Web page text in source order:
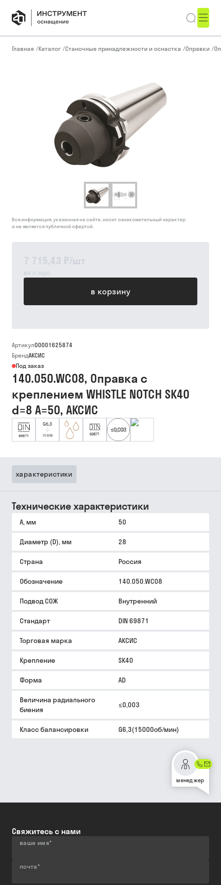
Главная /Каталог /Станочные принадлежности и оснастка /Оправки /
7 715,43 ₽/шт
вкл ндс
в корзину
Вся информация, указанная на сайте, носит ознакомительный характер
и не является публичной офертой.
Артикул00001625874
БрендАКСИС
Под заказ
140.050.WC08, Оправка с
креплением WHISTLE NOTCH SK40
d=8 A=50, АКСИС
характеристики
Технические характеристики
A, мм 50
Диаметр (D), мм 28
Страна Россия
Обозначение 140.050.WC08
Подвод СОЖ Внутренний
Стандарт DIN 69871
Торговая марка АКСИС
Крепление SK40
Форма AD
Величина радиального
биения
≤0,003
Класс балансировки G6,3(15000об/мин)
менеджер
Свяжитесь с нами
ваше имя*
почта*